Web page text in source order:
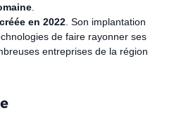
créée en 2022 Son implantation
de faire rayonner ses
entreprises de la région